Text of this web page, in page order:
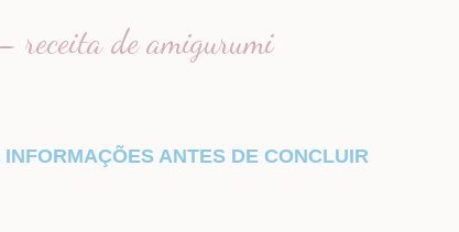
receita de amigurumi
ANTES DE CONCLUIR